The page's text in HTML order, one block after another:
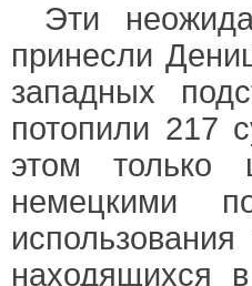
Эти
принесли
западных
потопили 217
этом только
немецкими
находящихся